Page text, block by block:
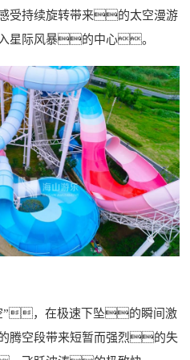
持续旋转带来的太空漫游
星际风暴的中心。
”，在极速下坠的瞬间激
空段带来短暂而强烈的失